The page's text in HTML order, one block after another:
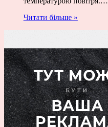
Читати більше »